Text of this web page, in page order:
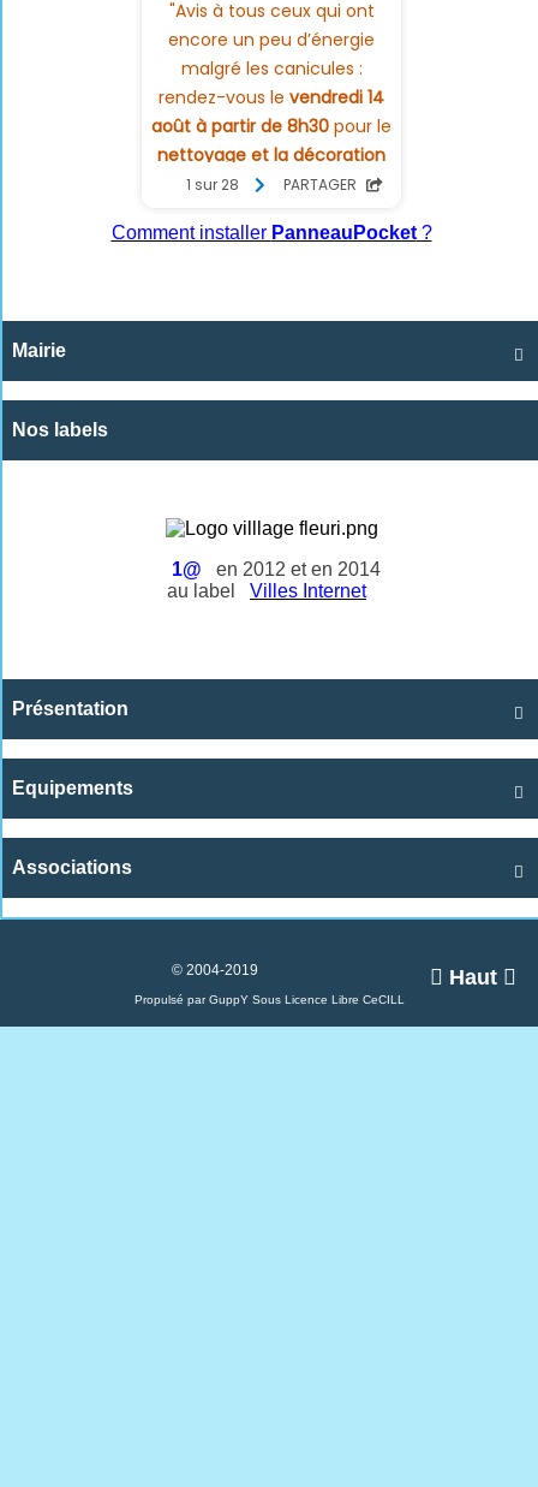
Comment installer PanneauPocket?

Mairie
Nos labels
1@
en 2012 et en 2014
au label
Villes Internet

Présentation

Equipements

Associations
 Haut 
© 2004-2019
Propulsé par GuppY Sous Licence Libre CeCILL